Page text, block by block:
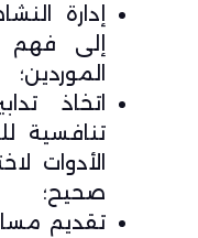
إدارة
إلى فهم
الموردين؛
اتخاذ
تنافسية
الأدوات
صحيح؛
تقديم